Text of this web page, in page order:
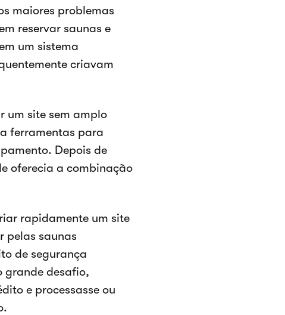
maiores problemas
reservar saunas e
um sistema
criavam
um site sem amplo
ferramentas para
Depois de
oferecia a combinação
rapidamente um site
pelas saunas
de segurança
grande desafio,
e processasse ou